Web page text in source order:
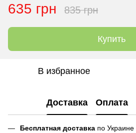
635 грн 835 грн
Купить
В избранное
Доставка Оплата
Бесплатная доставка по Украине